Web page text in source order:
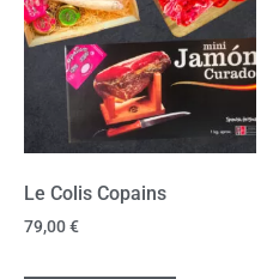
Le Colis Copains
79,00€